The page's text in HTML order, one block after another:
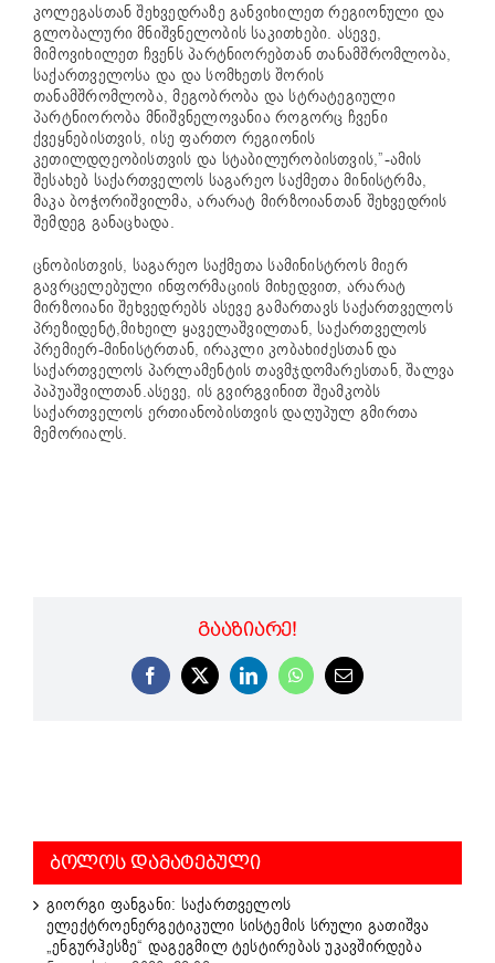
კოლეგასთან შეხვედრაზე განვიხილეთ რეგიონული და
გლობალური მნიშვნელობის საკითხები. ასევე,
მიმოვიხილეთ ჩვენს პარტნიორებთან თანამშრომლობა,
საქართველოსა და და სომხეთს შორის
თანამშრომლობა, მეგობრობა და სტრატეგიული
პარტნიორობა მნიშვნელოვანია როგორც ჩვენი
ქვეყნებისთვის, ისე ფართო რეგიონის
კეთილდღეობისთვის და სტაბილურობისთვის,”-ამის
შესახებ საქართველოს საგარეო საქმეთა მინისტრმა,
მაკა ბოჭორიშვილმა, არარატ მირზოიანთან შეხვედრის
შემდეგ განაცხადა.
ცნობისთვის, საგარეო საქმეთა სამინისტროს მიერ
გავრცელებული ინფორმაციის მიხედვით, არარატ
მირზოიანი შეხვედრებს ასევე გამართავს საქართველოს
პრეზიდენტ,მიხეილ ყაველაშვილთან, საქართველოს
პრემიერ-მინისტრთან, ირაკლი კობახიძესთან და
საქართველოს პარლამენტის თავმჯდომარესთან, შალვა
პაპუაშვილთან.ასევე, ის გვირგვინით შეამკობს
საქართველოს ერთიანობისთვის დაღუპულ გმირთა
მემორიალს.
ᲒᲐᲐᲖᲘᲐᲠᲔ!
Facebook
X LinkedInWhatsApp
Email
ᲑᲝᲚᲝᲡ ᲓᲐᲛᲐᲢᲔᲑᲣᲚᲘ
გიორგი ფანგანი: საქართველოს
ელექტროენერგეტიკული სისტემის სრული გათიშვა
„ენგურჰესზე“ დაგეგმილ ტესტირებას უკავშირდება